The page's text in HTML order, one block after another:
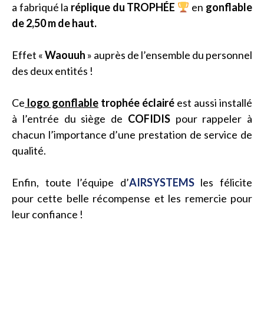
a fabriqué la réplique du TROPHÉE en gonflable
de 2,50 m de haut.
Effet «Waouuh » auprès de l’ensemble du personnel
des deux entités !
Ce logo gonflable trophée éclairé est aussi installé
à l’entrée du siège de COFIDISpour rappeler à
chacun l’importance d’une prestation de service de
qualité.
Enfin, toute l’équipe d’AIRSYSTEMSles félicite
pour cette belle récompense et les remercie pour
leur confiance !